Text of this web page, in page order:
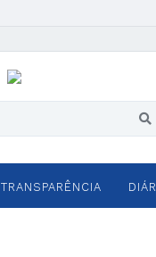
TRANSPARÊNCIA